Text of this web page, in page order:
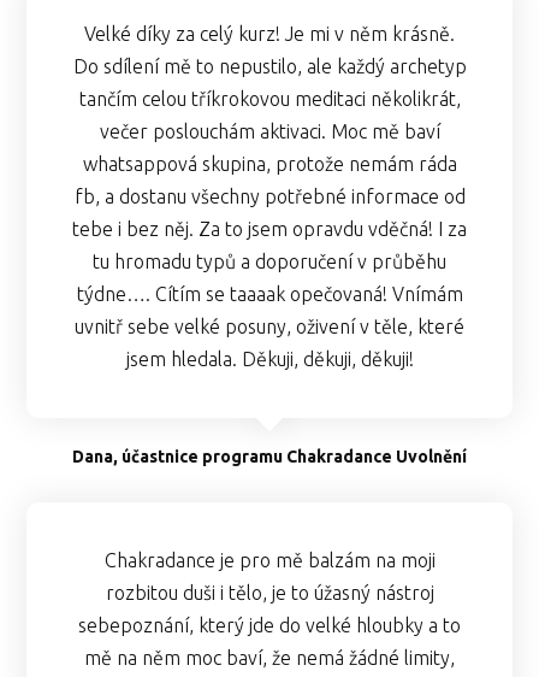
Velké díky za celý kurz! Je mi v něm krásně.
Do sdílení mě to nepustilo, ale každý archetyp
tančím celou tříkrokovou meditaci několikrát,
večer poslouchám aktivaci. Moc mě baví
whatsappová skupina, protože nemám ráda
fb, a dostanu všechny potřebné informace od
tebe i bez něj. Za to jsem opravdu vděčná! I za
tu hromadu typů a doporučení v průběhu
týdne…. Cítím se taaaak opečovaná! Vnímám
uvnitř sebe velké posuny, oživení v těle, které
jsem hledala. Děkuji, děkuji, děkuji!
Dana, účastnice programu Chakradance Uvolnění
Chakradance je pro mě balzám na moji
rozbitou duši i tělo, je to úžasný nástroj
sebepoznání, který jde do velké hloubky a to
mě na něm moc baví, že nemá žádné limity,